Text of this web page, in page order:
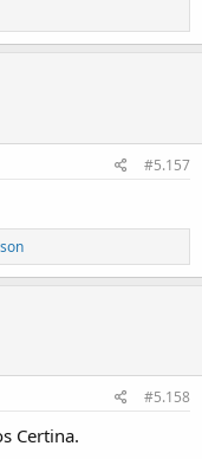
#5.157
#5.158
Certina.